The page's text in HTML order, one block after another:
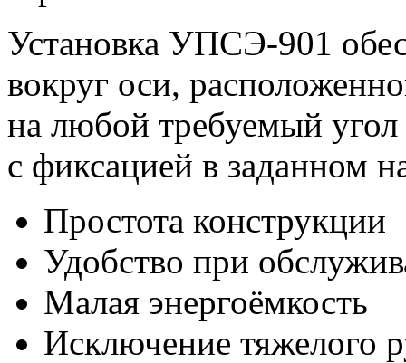
Установка УПСЭ-901
вокруг оси,
на любой требуемый угол
с фиксацией в заданном
Простота конструкции
Удобство при
Малая энергоёмкость
Исключение тяжелого